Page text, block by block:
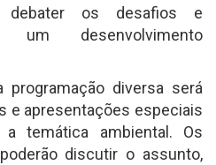
debater os desafios e
um desenvolvimento
programação diversa será
e apresentações especiais
temática ambiental. Os
discutir o assunto,